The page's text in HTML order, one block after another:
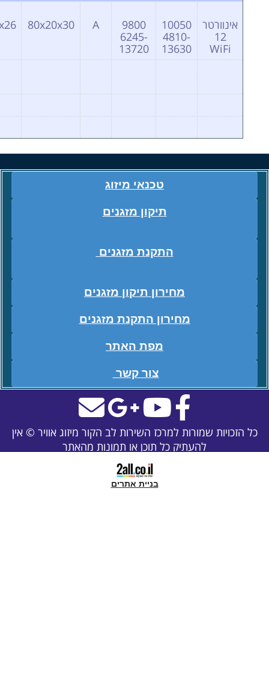
10050
4810-
13630
9800
6245-
13720
A
80x20x30
72x55x26
טכנאי מיזוג
תיקון מזגנים
התקנת מזגנים
מחירון תיקון מזגנים
מחירון התקנת מזגנים
מפת האתר
צור קשר
שמורות למרכז השירות לב הקור מיזוג אוויר © אין
להעתיק כל תוכן או תמונות מהאתר
בניית אתרים